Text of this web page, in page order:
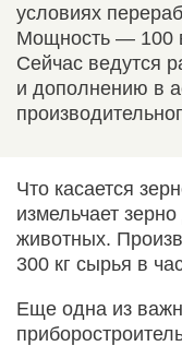
условиях
Мощность — 100
Сейчас ведутся
и дополнению в
Что касается
измельчает
животных.
300 кг сырья в
Еще одна из